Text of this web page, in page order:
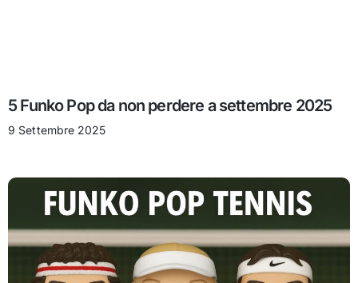
5 Funko Pop da non perdere a settembre 2025
9 Settembre 2025